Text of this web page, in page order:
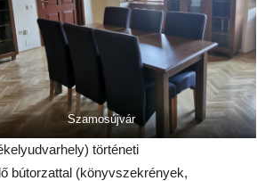
Szamosújvár
történeti
bútorzattal (könyvszekrények,